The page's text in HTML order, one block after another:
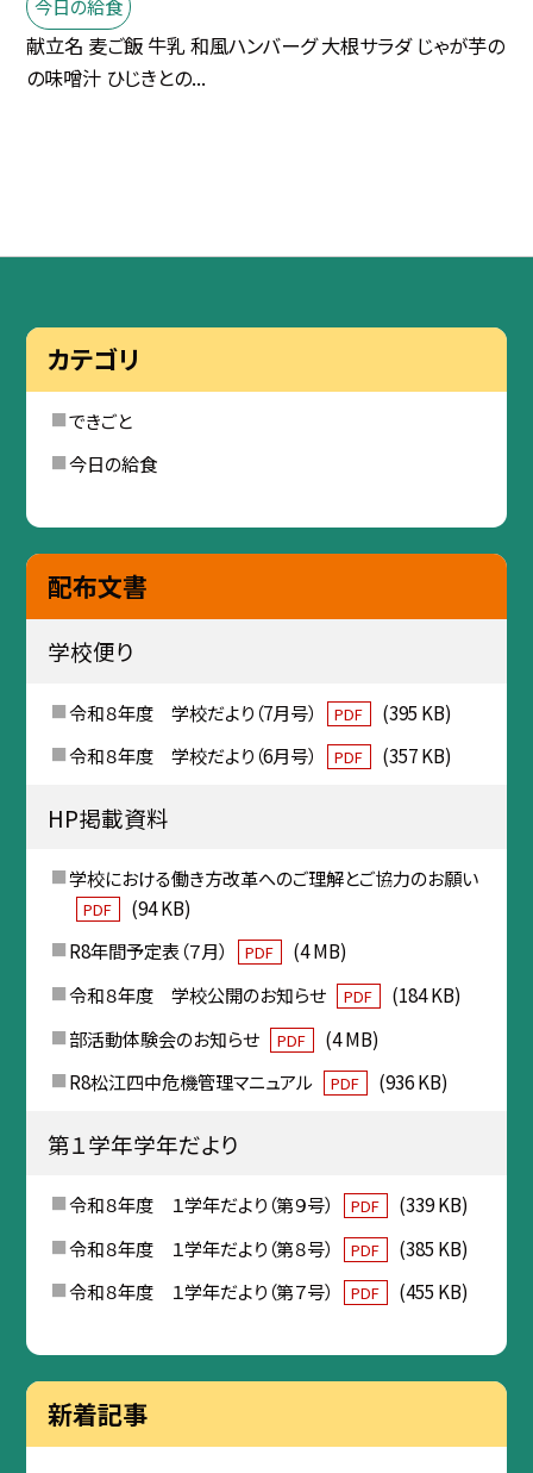
今日の給食
献立名 麦ご飯 牛乳 和風ハンバーグ 大根サラダ じゃが芋の
の味噌汁 ひじきとの...
カテゴリ
できごと
今日の給食
配布文書
学校便り
令和８年度 学校だより（7月号） PDF
(395 KB)
令和８年度 学校だより（6月号）
PDF (357 KB)
HP掲載資料
学校における働き方改革へのご理解とご協力のお願い
PDF
(94 KB)
R8年間予定表（７月）
PDF
(4 MB)
令和８年度 学校公開のお知らせ
PDF
(184 KB)
部活動体験会のお知らせ
PDF
(4 MB)
R8松江四中危機管理マニュアル
PDF (936 KB)
第１学年学年だより
令和８年度 １学年だより（第９号） PDF
(339 KB)
令和８年度 １学年だより（第８号）
PDF
(385 KB)
令和８年度 １学年だより（第７号）
PDF (455 KB)
新着記事